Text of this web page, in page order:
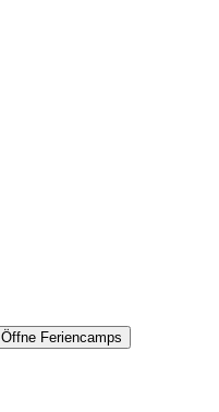
Öffne Feriencamps